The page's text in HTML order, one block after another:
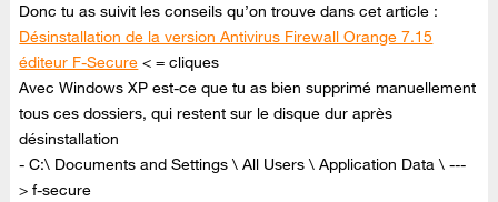
Donc tu as suivit les conseils qu’on trouve dans cet article :
Désinstallation de la version Antivirus Firewall Orange 7.15
éditeur F-Secure < = cliques
Avec Windows XP est-ce que tu as bien supprimé manuellement
tous ces dossiers, qui restent sur le disque dur après
désinstallation
- C:\ Documents and Settings \ All Users \ Application Data \ ---
> f-secure